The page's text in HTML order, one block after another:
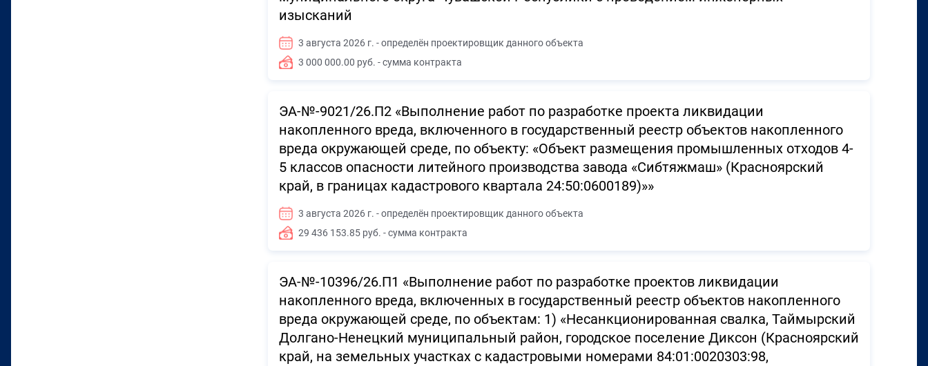
изысканий
3 августа 2026 г. - определён проектировщик данного объекта
3 000 000.00 руб. - сумма контракта
ЭА-№-9021/26.П2 «Выполнение работ по разработке проекта ликвидации
накопленного вреда, включенного в государственный реестр объектов накопленного
вреда окружающей среде, по объекту: «Объект размещения промышленных отходов 4-
5 классов опасности литейного производства завода «Сибтяжмаш» (Красноярский
край, в границах кадастрового квартала 24:50:0600189)»»
3 августа 2026 г. - определён проектировщик данного объекта
29 436 153.85 руб. - сумма контракта
ЭА-№-10396/26.П1 «Выполнение работ по разработке проектов ликвидации
накопленного вреда, включенных в государственный реестр объектов накопленного
вреда окружающей среде, по объектам: 1) «Несанкционированная свалка, Таймырский
Долгано-Ненецкий муниципальный район, городское поселение Диксон (Красноярский
край, на земельных участках с кадастровыми номерами 84:01:0020303:98,